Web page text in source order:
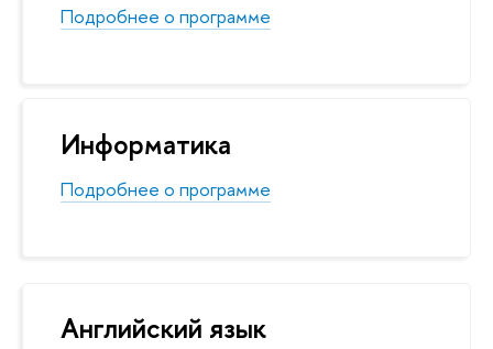
Подробнее о программе
Информатика
Подробнее о программе
Английский язык